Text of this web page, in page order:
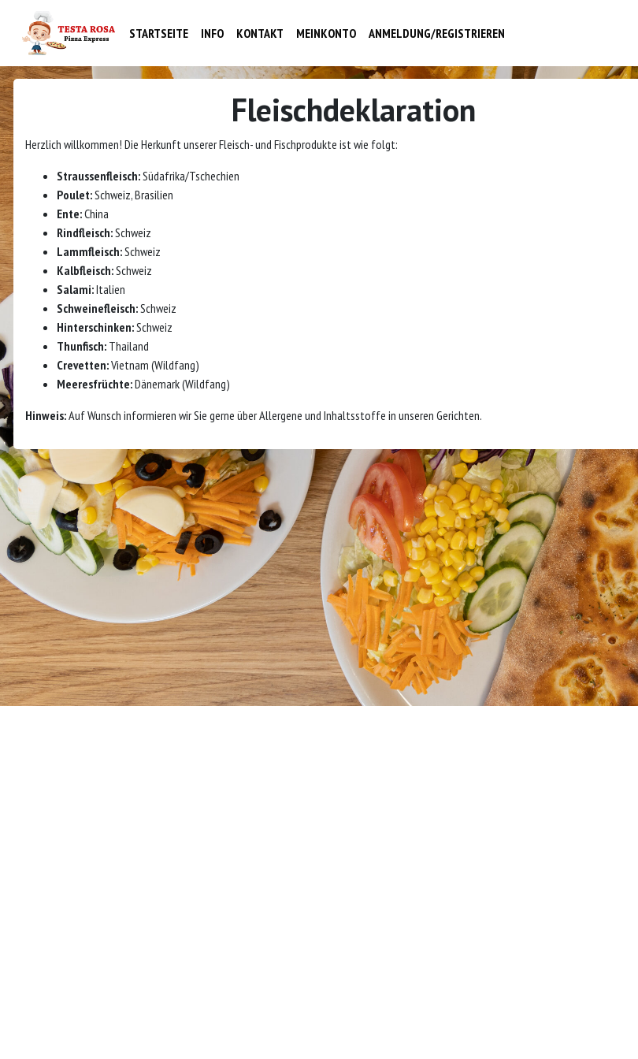
STARTSEITE INFO KONTAKT MEINKONTO ANMELDUNG/REGISTRIEREN
Fleischdeklaration
Herzlich willkommen! Die Herkunft unserer Fleisch- und Fischprodukte ist wie folgt:
Straussenfleisch:Südafrika/Tschechien
Poulet:Schweiz, Brasilien
Ente:China
Rindfleisch:Schweiz
Lammfleisch:Schweiz
Kalbfleisch:Schweiz
Salami:Italien
Schweinefleisch:Schweiz
Hinterschinken:Schweiz
Thunfisch: Thailand
Crevetten:Vietnam (Wildfang)
Meeresfrüchte:Dänemark (Wildfang)
Hinweis:Auf Wunsch informieren wir Sie gerne über Allergene und Inhaltsstoffe in unseren Gerichten.